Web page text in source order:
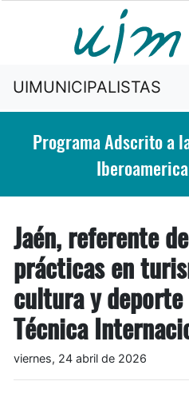
UIMUNICIPALISTAS
Programa Adscrito a
Jaén, referente
prácticas en
cultura y
Técnica
viernes, 24 abril de 2026